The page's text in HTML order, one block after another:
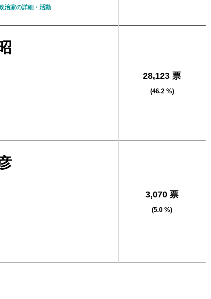
治家の詳細・活動
28,123 票
(46.2 %)
3,070 票
(5.0 %)